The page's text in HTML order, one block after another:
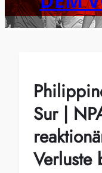
Sur |
Verluste